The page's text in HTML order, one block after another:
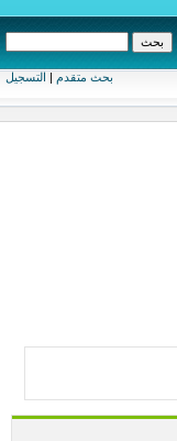
بحث متقدم | التسجيل